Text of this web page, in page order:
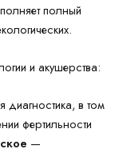
полный
и акушерства:
диагностика, в том
фертильности
—